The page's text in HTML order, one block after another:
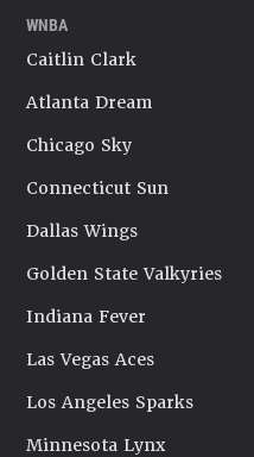
WNBA
Caitlin Clark
Atlanta Dream
Chicago Sky
Connecticut Sun
Dallas Wings
Golden State Valkyries
Indiana Fever
Las Vegas Aces
Los Angeles Sparks
Minnesota Lynx